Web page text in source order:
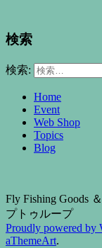
検索
検索:
Home
Event
Web Shop
Topics
Blog
Fly Fishing Goods
プトゥループ
Proudly powered by
aThemeArt.